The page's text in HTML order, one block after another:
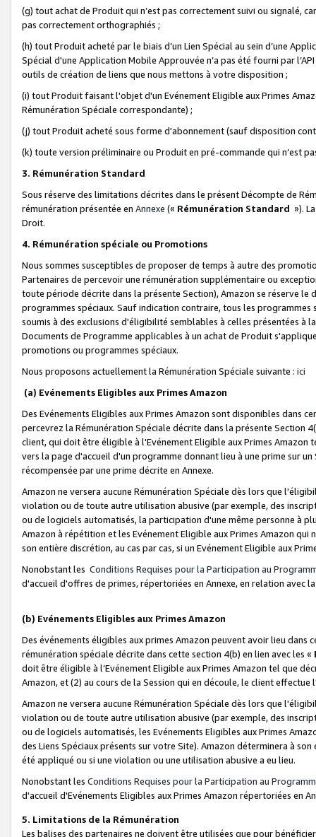
(g) tout achat de Produit qui n’est pas correctement suivi ou signalé,
pas correctement orthographiés ;
(h) tout Produit acheté par le biais d’un Lien Spécial au sein d’une
Spécial d'une Application Mobile Approuvée n’a pas été fourni par
outils de création de liens que nous mettons à votre disposition ;
(i) tout Produit faisant l'objet d'un Evénement Eligible aux Primes
Rémunération Spéciale correspondante) ;
(j) tout Produit acheté sous forme d'abonnement (sauf disposition
(k) toute version préliminaire ou Produit en pré-commande qui n’est
3. Rémunération Standard
Sous réserve des limitations décrites dans le présent Décompte de
rémunération présentée en Annexe (« Rémunération Standard »).
Droit.
4. Rémunération spéciale ou Promotions
Nous sommes susceptibles de proposer de temps à autre des
Partenaires de percevoir une rémunération supplémentaire ou
toute période décrite dans la présente Section), Amazon se réserve
programmes spéciaux. Sauf indication contraire, tous les
soumis à des exclusions d'éligibilité semblables à celles présentées à
Documents de Programme applicables à un achat de Produit
promotions ou programmes spéciaux.
Nous proposons actuellement la Rémunération Spéciale suivante : ici
(a) Evénements Eligibles aux Primes Amazon
Des Evénements Eligibles aux Primes Amazon sont disponibles dans
percevrez la Rémunération Spéciale décrite dans la présente Section
client, qui doit être éligible à l'Evénement Eligible aux Primes Amazon
vers la page d'accueil d'un programme donnant lieu à une prime sur
récompensée par une prime décrite en Annexe.
Amazon ne versera aucune Rémunération Spéciale dès lors que
violation ou de toute autre utilisation abusive (par exemple, des
ou de logiciels automatisés, la participation d'une même personne à
Amazon à répétition et les Evénement Eligible aux Primes Amazon qui
son entière discrétion, au cas par cas, si un Evénement Eligible aux
Nonobstant les Conditions Requises pour la Participation au
d'accueil d'offres de primes, répertoriées en Annexe, en relation avec
(b) Evénements Eligibles aux Primes Amazon
Des événements éligibles aux primes Amazon peuvent avoir lieu dans
rémunération spéciale décrite dans cette section 4(b) en lien avec les «
doit être éligible à l’Evénement Eligible aux Primes Amazon tel que
Amazon, et (2) au cours de la Session qui en découle, le client
Amazon ne versera aucune Rémunération Spéciale dès lors que
violation ou de toute autre utilisation abusive (par exemple, des
ou de logiciels automatisés, les Evénements Eligibles aux Primes
des Liens Spéciaux présents sur votre Site). Amazon déterminera à
été appliqué ou si une violation ou une utilisation abusive a eu lieu.
Nonobstant les Conditions Requises pour la Participation au
d'accueil d'Evénements Eligibles aux Primes Amazon répertoriées en
5. Limitations de la Rémunération
Les balises des partenaires ne doivent être utilisées que pour